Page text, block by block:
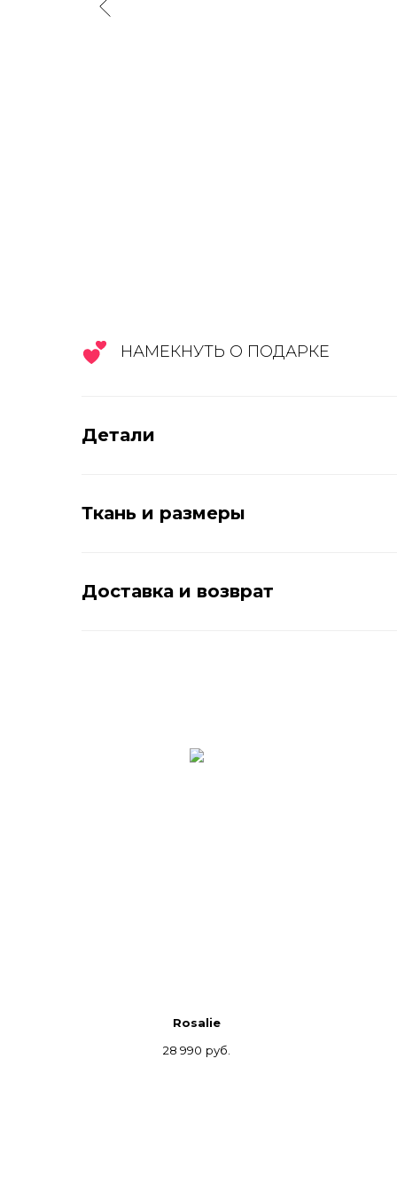
НАМЕКНУТЬ О ПОДАРКЕ
Детали
Ткань и размеры
Доставка и возврат
Rosalie
28 990 руб.